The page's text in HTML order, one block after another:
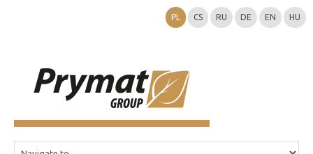
PL CS RU DE EN HU